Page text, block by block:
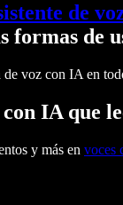
de
formas de
de voz con IA en
con IA que
y más en voces